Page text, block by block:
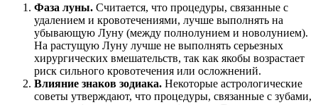
Фаза луны. Считается, что процедуры, связанные с
удалением и кровотечениями, лучше выполнять на
убывающую Луну (между полнолунием и новолунием).
На растущую Луну лучше не выполнять серьезных
хирургических вмешательств, так как якобы возрастает
риск сильного кровотечения или осложнений.
Влияние знаков зодиака. Некоторые астрологические
советы утверждают, что процедуры, связанные с зубами,